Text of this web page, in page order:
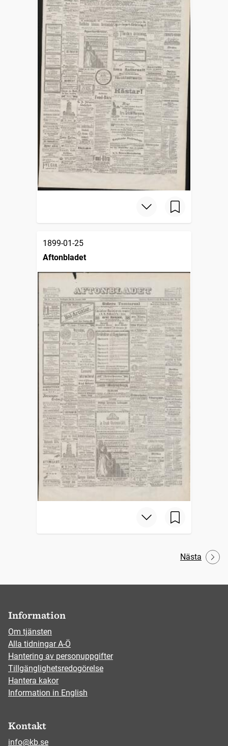
1899-01-25
Aftonbladet
Nästa
Information
Om tjänsten
Alla tidningar A-Ö
Hantering av personuppgifter
Tillgänglighetsredogörelse
Hantera kakor
Information in English
Kontakt
info@kb.se